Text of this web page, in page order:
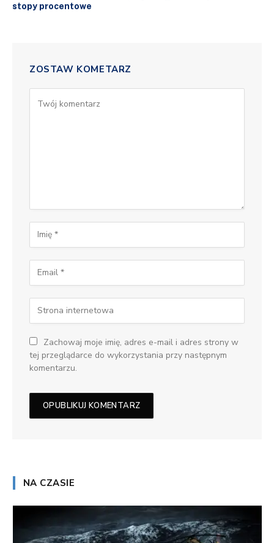
stopy procentowe
ZOSTAW KOMETARZ
Zachowaj moje imię, adres e-mail i adres strony w
tej przeglądarce do wykorzystania przy następnym
komentarzu.
NA CZASIE